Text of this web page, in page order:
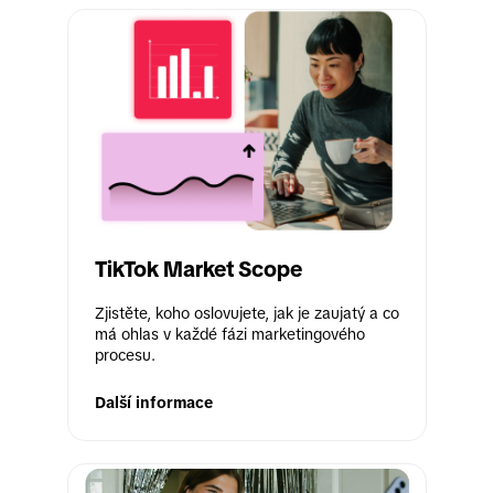
TikTok Market Scope
Zjistěte, koho oslovujete, jak je zaujatý a co
má ohlas v každé fázi marketingového
procesu.
Další informace